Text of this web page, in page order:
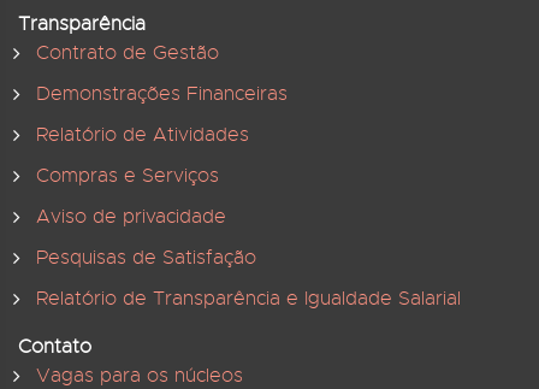
Transparência
Contrato de Gestão
Demonstrações Financeiras
Relatório de Atividades
Compras e Serviços
Aviso de privacidade
Pesquisas de Satisfação
Relatório de Transparência e Igualdade Salarial
Contato
Vagas para os núcleos